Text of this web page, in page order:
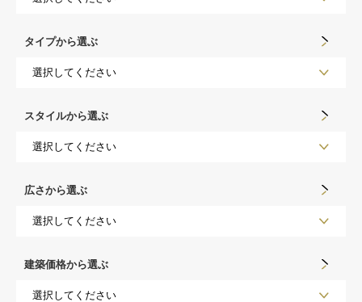
タイプから選ぶ
スタイルから選ぶ
広さから選ぶ
建築価格から選ぶ